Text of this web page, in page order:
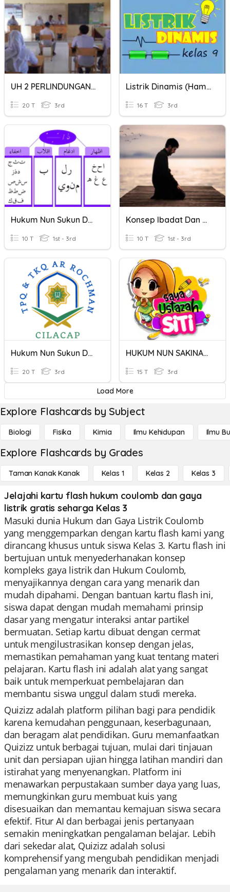
UH 2 PERLINDUNGAN DAN PENEGAKAN HUKUM
20 T 3rd
Listrik Dinamis (Hambatan Jenis, Daya Dan Energi Listrik)
16 T 3rd
Hukum Nun Sukun Dan Tanwin
10 T 1st - 3rd
Konsep Ibadat Dan Jenis Hukum
10 T 1st - 3rd
Hukum Nun Sukun Dan Tanwin
20 T 3rd
HUKUM NUN SAKINAH DAN TANWIN
15 T 3rd
Load More
Explore Flashcards by Subject
Biologi Fisika Kimia Ilmu Kehidupan Ilmu
Explore Flashcards by Grades
Taman Kanak Kanak Kelas 1 Kelas 2 Kelas 3
Jelajahi kartu flash hukum coulomb dan gaya
listrik gratis seharga Kelas 3
Masuki dunia Hukum dan Gaya Listrik Coulomb
yang menggemparkan dengan kartu flash kami yang
dirancang khusus untuk siswa Kelas 3. Kartu flash ini
bertujuan untuk menyederhanakan konsep
kompleks gaya listrik dan Hukum Coulomb,
menyajikannya dengan cara yang menarik dan
mudah dipahami. Dengan bantuan kartu flash ini,
siswa dapat dengan mudah memahami prinsip
dasar yang mengatur interaksi antar partikel
bermuatan. Setiap kartu dibuat dengan cermat
untuk mengilustrasikan konsep dengan jelas,
memastikan pemahaman yang kuat tentang materi
pelajaran. Kartu flash ini adalah alat yang sangat
baik untuk memperkuat pembelajaran dan
membantu siswa unggul dalam studi mereka.
Quizizz adalah platform pilihan bagi para pendidik
karena kemudahan penggunaan, keserbagunaan,
dan beragam alat pendidikan. Guru memanfaatkan
Quizizz untuk berbagai tujuan, mulai dari tinjauan
unit dan persiapan ujian hingga latihan mandiri dan
istirahat yang menyenangkan. Platform ini
menawarkan perpustakaan sumber daya yang luas,
memungkinkan guru membuat kuis yang
disesuaikan dan memantau kemajuan siswa secara
efektif. Fitur AI dan berbagai jenis pertanyaan
semakin meningkatkan pengalaman belajar. Lebih
dari sekedar alat, Quizizz adalah solusi
komprehensif yang mengubah pendidikan menjadi
pengalaman yang menarik dan interaktif.